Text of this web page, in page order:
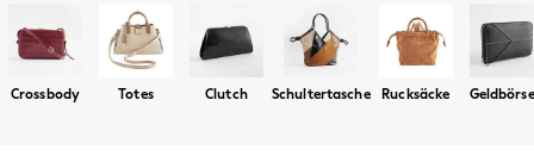
Jumpsuits & Playsuits
Linen Collection
Sandals
Shorts
Trousers
Taschen
Crossbody Totes Clutch Schultertasche Rucksäcke